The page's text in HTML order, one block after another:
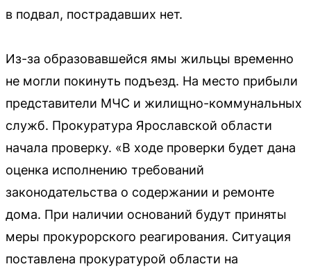
в подвал, пострадавших нет.
Из-за образовавшейся ямы жильцы временно
не могли покинуть подъезд. На место прибыли
представители МЧС и жилищно-коммунальных
служб. Прокуратура Ярославской области
начала проверку. «В ходе проверки будет дана
оценка исполнению требований
законодательства о содержании и ремонте
дома. При наличии оснований будут приняты
меры прокурорского реагирования. Ситуация
поставлена прокуратурой области на